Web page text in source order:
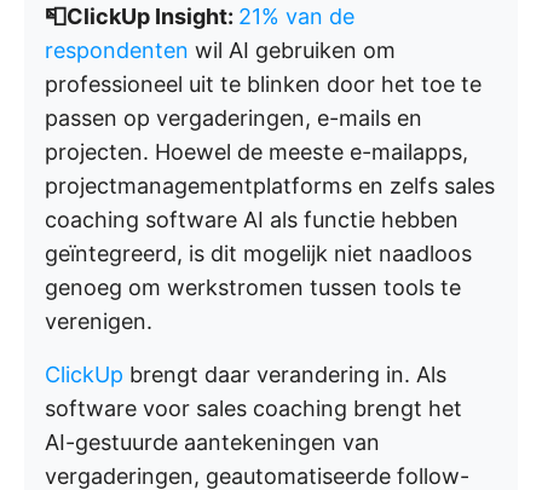
📮ClickUp Insight: 21% van de
respondenten wil AI gebruiken om
professioneel uit te blinken door het toe te
passen op vergaderingen, e-mails en
projecten. Hoewel de meeste e-mailapps,
projectmanagementplatforms en zelfs sales
coaching software AI als functie hebben
geïntegreerd, is dit mogelijk niet naadloos
genoeg om werkstromen tussen tools te
verenigen.
ClickUp brengt daar verandering in. Als
software voor sales coaching brengt het
AI-gestuurde aantekeningen van
vergaderingen, geautomatiseerde follow-